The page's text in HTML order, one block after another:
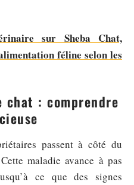
sur Sheba Chat,
féline selon les
chat : comprendre
passent à côté du
maladie avance à pas
ce que des signes